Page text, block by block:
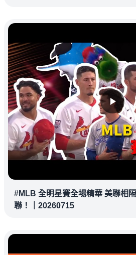
#MLB 全明星賽全場精華 美聯相
聯！｜20260715